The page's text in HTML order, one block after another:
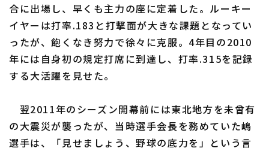
合に出場し、早くも主力の座に定着した。ルーキー
イヤーは打率.183と打撃面が大きな課題となってい
ったが、飽くなき努力で徐々に克服。4年目の2010
年には自身初の規定打席に到達し、打率.315を記録
する大活躍を見せた。
翌2011年のシーズン開幕前には東北地方を未曾有
の大震災が襲ったが、当時選手会長を務めていた嶋
選手は、「見せましょう、野球の底力を」という言